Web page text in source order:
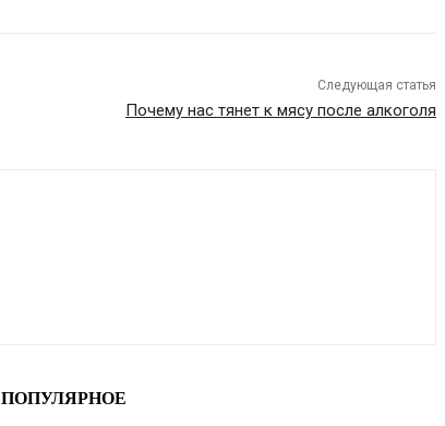
Следующая статья
Почему нас тянет к мясу после алкоголя
ПОПУЛЯРНОЕ